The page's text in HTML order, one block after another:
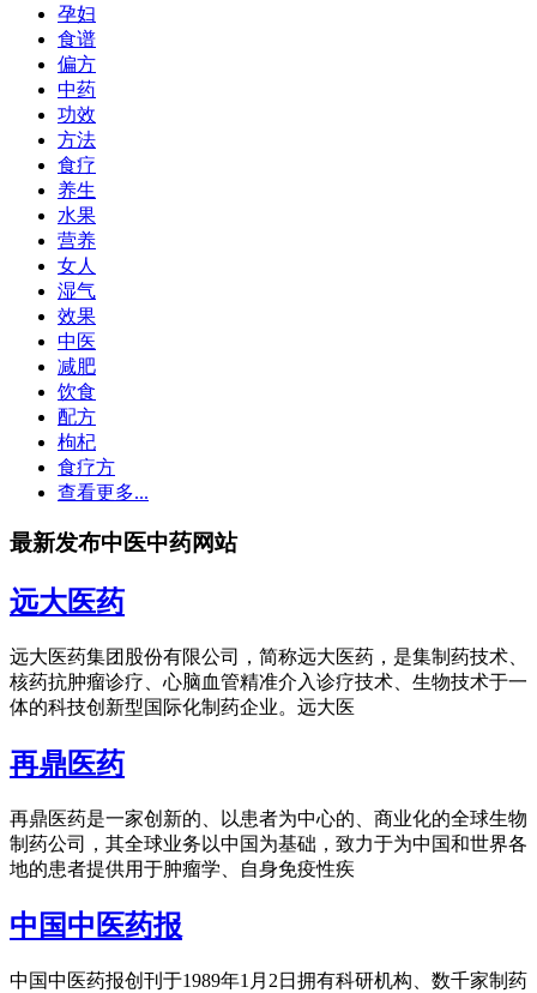
孕妇
食谱
偏方
中药
功效
方法
食疗
养生
水果
营养
女人
湿气
效果
中医
减肥
饮食
配方
枸杞
食疗方
查看更多...
最新发布中医中药网站
远大医药
远大医药集团股份有限公司，简称远大医药，是集制药技术、
核药抗肿瘤诊疗、心脑血管精准介入诊疗技术、生物技术于一
体的科技创新型国际化制药企业。远大医
再鼎医药
再鼎医药是一家创新的、以患者为中心的、商业化的全球生物
制药公司，其全球业务以中国为基础，致力于为中国和世界各
地的患者提供用于肿瘤学、自身免疫性疾
中国中医药报
中国中医药报创刊于1989年1月2日拥有科研机构、数千家制药